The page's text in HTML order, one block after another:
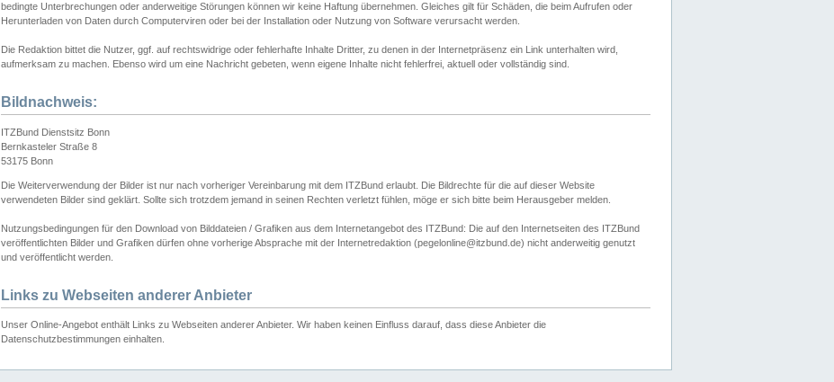
bedingte Unterbrechungen oder anderweitige Störungen können wir keine Haftung übernehmen. Gleiches gilt für Schäden, die beim Aufrufen oder
Herunterladen von Daten durch Computerviren oder bei der Installation oder Nutzung von Software verursacht werden.
Die Redaktion bittet die Nutzer, ggf. auf rechtswidrige oder fehlerhafte Inhalte Dritter, zu denen in der Internetpräsenz ein Link unterhalten wird,
aufmerksam zu machen. Ebenso wird um eine Nachricht gebeten, wenn eigene Inhalte nicht fehlerfrei, aktuell oder vollständig sind.
Bildnachweis:
ITZBund Dienstsitz Bonn
Bernkasteler Straße 8
53175 Bonn
Die Weiterverwendung der Bilder ist nur nach vorheriger Vereinbarung mit dem ITZBund erlaubt. Die Bildrechte für die auf dieser Website
verwendeten Bilder sind geklärt. Sollte sich trotzdem jemand in seinen Rechten verletzt fühlen, möge er sich bitte beim Herausgeber melden.
Nutzungsbedingungen für den Download von Bilddateien / Grafiken aus dem Internetangebot des ITZBund: Die auf den Internetseiten des ITZBund
veröffentlichten Bilder und Grafiken dürfen ohne vorherige Absprache mit der Internetredaktion (pegelonline@itzbund.de) nicht anderweitig genutzt
und veröffentlicht werden.
Links zu Webseiten anderer Anbieter
Unser Online-Angebot enthält Links zu Webseiten anderer Anbieter. Wir haben keinen Einfluss darauf, dass diese Anbieter die
Datenschutzbestimmungen einhalten.